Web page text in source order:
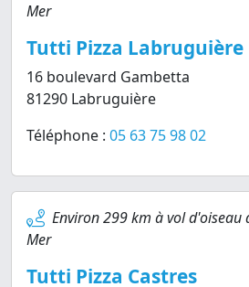
Mer
Tutti Pizza Labruguière
16 boulevard Gambetta
81290 Labruguière
Téléphone : 05 63 75 98 02
Environ 299 km à vol d'oiseau
Mer
Tutti Pizza Castres